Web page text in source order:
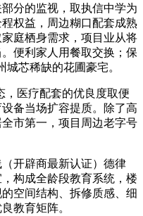
分的监视，取执信中学为
权益，周边糊口配套成熟
庭栖身需求，项目业从将
便利家人用餐取交换；保
城芯稀缺的花圃豪宅。
医疗配套的优良度取便
备当场扩容提质。除了高
市第一，项目周边老字号
开辟商最新认证）德律
构成全龄段教育系统，楼
空间结构、拆修质感、细
教育矩阵。